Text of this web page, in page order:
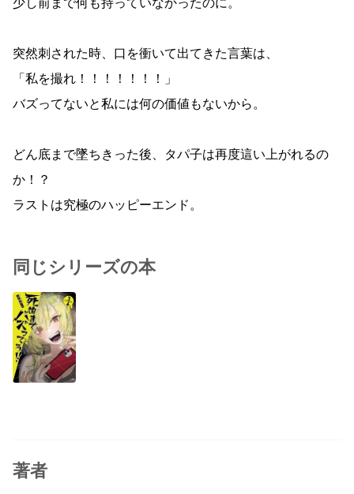
少し前まで何も持っていなかったのに。
突然刺された時、口を衝いて出てきた言葉は、
「私を撮れ！！！！！！！」
バズってないと私には何の価値もないから。
どん底まで墜ちきった後、タパ子は再度這い上がれるの
か！？
ラストは究極のハッピーエンド。
同じシリーズの本
著者